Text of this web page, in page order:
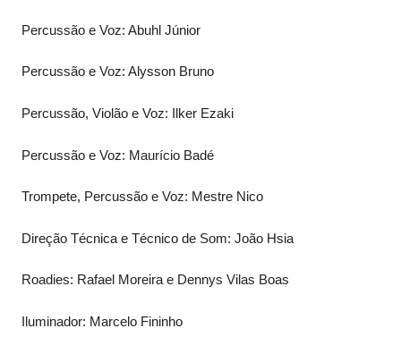
Percussão e Voz: Abuhl Júnior
Percussão e Voz: Alysson Bruno
Percussão, Violão e Voz: Ilker Ezaki
Percussão e Voz: Maurício Badé
Trompete, Percussão e Voz: Mestre Nico
Direção Técnica e Técnico de Som: João Hsia
Roadies: Rafael Moreira e Dennys Vilas Boas
Iluminador: Marcelo Fininho